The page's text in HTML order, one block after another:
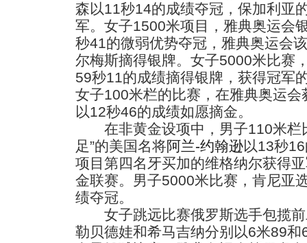
森以11秒14的成绩夺冠，保加利亚
军。女子1500米项目，雅典奥运会
秒41的微弱优势夺冠，雅典奥运会
尔梅斯摘得银牌。女子5000米比赛
59秒11的成绩摘得银牌，获得冠军
女子100米栏的比赛，在雅典奥运
以12秒46的成绩如愿摘金。
在非黄金设项中，男子110米栏
足”的美国名将阿兰-约翰逊以13秒
项目第四名牙买加的维格纳尔获得
金联赛。男子5000米比赛，肯尼亚
绩夺冠。
女子跳远比赛俄罗斯选手包揽前
勒贝德娃和希马吉纳分别以6米89